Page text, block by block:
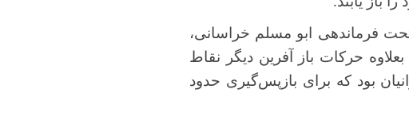
فرماندهی ابو مسلم خراسانی،
حرکات باز آفرین دیگر نقاط
بود که برای بازپس‌گیری حدود